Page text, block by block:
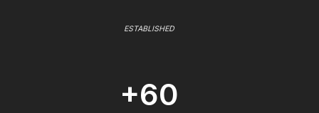
ESTABLISHED
+60